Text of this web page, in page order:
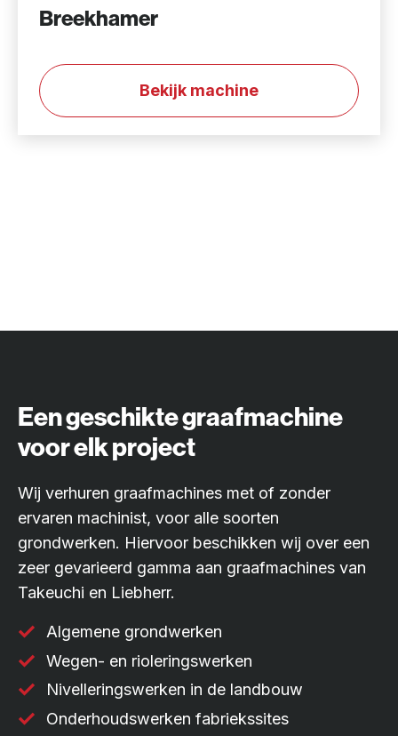
Breekhamer
Bekijk machine
Een geschikte graafmachine
voor elk project
Wij verhuren graafmachines met of zonder
ervaren machinist, voor alle soorten
grondwerken. Hiervoor beschikken wij over een
zeer gevarieerd gamma aan graafmachines van
Takeuchi en Liebherr.
Algemene grondwerken
Wegen- en rioleringswerken
Nivelleringswerken in de landbouw
Onderhoudswerken fabriekssites